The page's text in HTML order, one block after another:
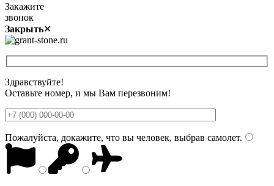
Закажите
звонок
Закрыть✕
Здравствуйте!
Оставьте номер, и мы Вам перезвоним!
Пожалуйста, докажите, что вы человек, выбрав самолет.